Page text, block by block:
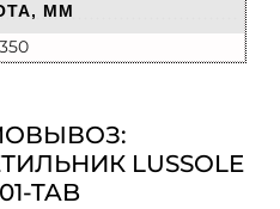
ММ
LUSSOLE
TAB